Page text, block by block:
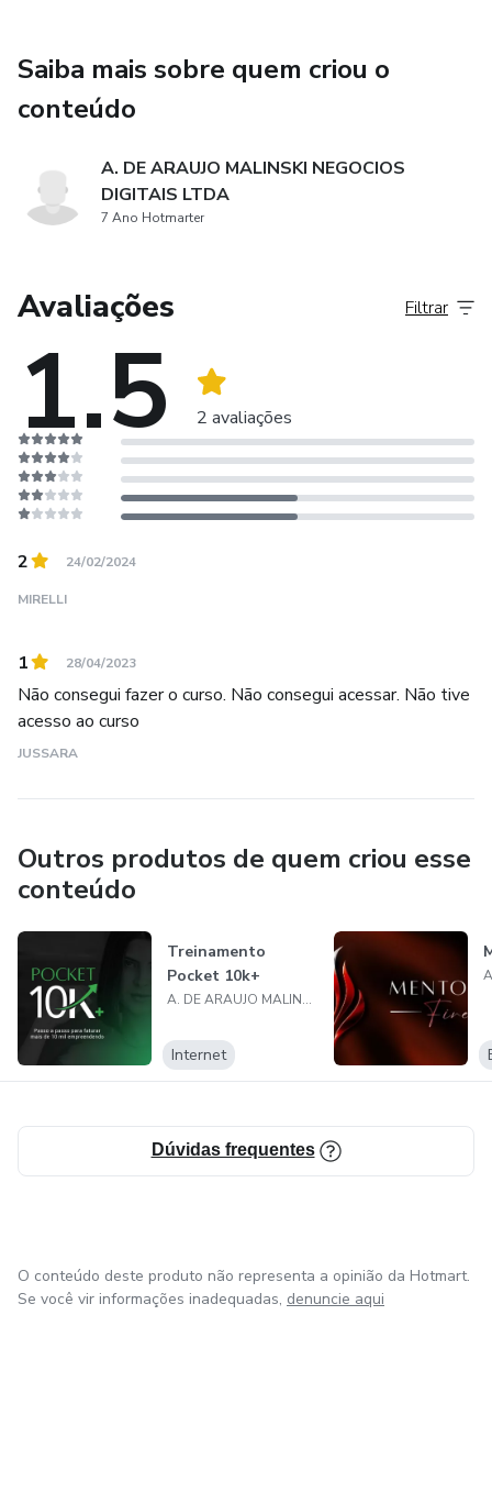
Saiba mais sobre quem criou o
conteúdo
A. DE ARAUJO MALINSKI NEGOCIOS
DIGITAIS LTDA
7 Ano Hotmarter
Avaliações
1.5 2 avaliações
Filtrar
2 24/02/2024
MIRELLI
1 28/04/2023
Não consegui fazer o curso. Não consegui acessar. Não tive
acesso ao curso
JUSSARA
Outros produtos de quem criou esse
conteúdo
Treinamento
Pocket 10k+
A. DE ARAUJO MALINSKI NEGOCIOS DIGITAIS LTDA
Internet
Dúvidas frequentes
O conteúdo deste produto não representa a opinião da Hotmart.
Se você vir informações inadequadas, denuncie aqui